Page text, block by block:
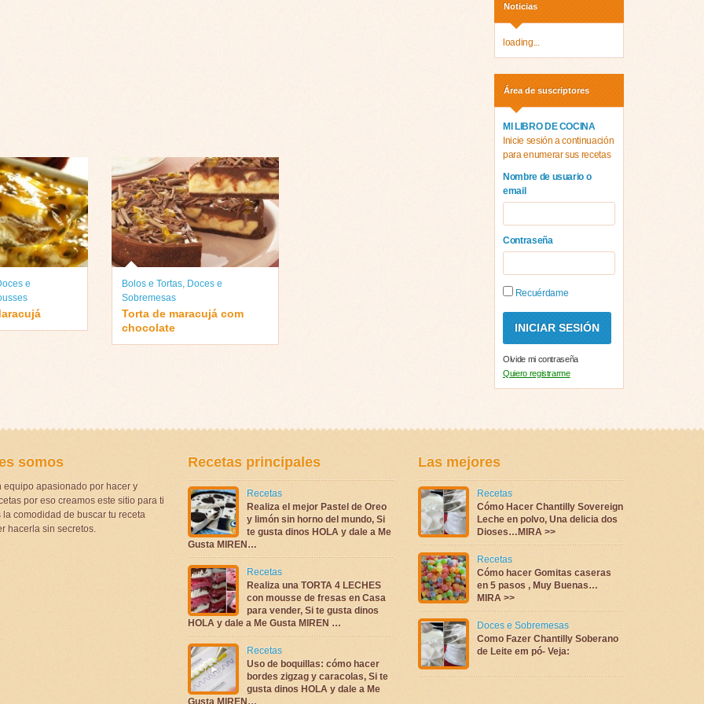
e
Bolos e Tortas, Doces e
Sobremesas
Torta de maracujá com
chocolate
Noticias
loading...
Área de suscriptores
MI LIBRO DE COCINA
Inicie sesión a continuación
para enumerar sus recetas
Nombre de usuario o
email
Contraseña
Recuérdame
Olvide mi contraseña
Quiero registrarme
somos
equipo apasionado por hacer y
por eso creamos este sitio para ti
la comodidad de buscar tu receta
hacerla sin secretos.
Recetas principales
Recetas
Realiza el mejor Pastel de Oreo
y limón sin horno del mundo, Si
te gusta dinos HOLA y dale a Me
Gusta MIREN…
Recetas
Realiza una TORTA 4 LECHES
con mousse de fresas en Casa
para vender, Si te gusta dinos
HOLA y dale a Me Gusta MIREN …
Recetas
Uso de boquillas: cómo hacer
bordes zigzag y caracolas, Si te
gusta dinos HOLA y dale a Me
Gusta MIREN…
Las mejores
Recetas
Cómo Hacer Chantilly Sovereign
Leche en polvo, Una delicia dos
Dioses…MIRA >>
Recetas
Cómo hacer Gomitas caseras
en 5 pasos , Muy Buenas…
MIRA >>
Doces e Sobremesas
Como Fazer Chantilly Soberano
de Leite em pó- Veja: